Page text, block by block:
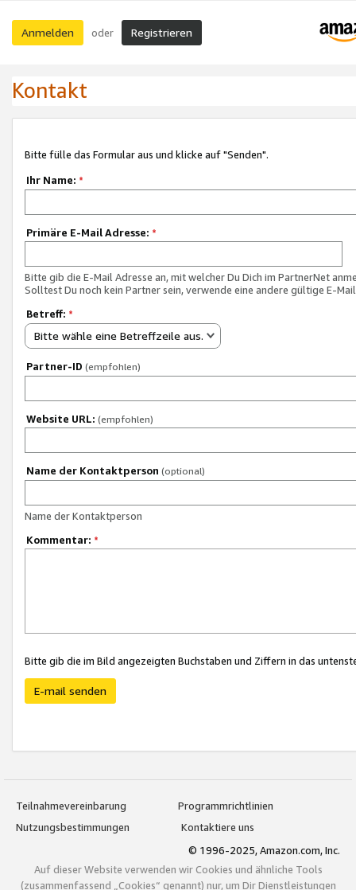
Anmelden oder Registrieren
Kontakt
Bitte fülle das Formular aus und klicke auf "Senden".
Ihr Name: *
Primäre E-Mail Adresse: *
Bitte gib die E-Mail Adresse an, mit welcher Du Dich im PartnerNet
Solltest Du noch kein Partner sein, verwende eine andere gültige E-
Betreff: *
Bitte wähle eine Betreffzeile aus.
Partner-ID (empfohlen)
Website URL: (empfohlen)
Name der Kontaktperson (optional)
Name der Kontaktperson
Kommentar: *
Bitte gib die im Bild angezeigten Buchstaben und Ziffern in das
E-mail senden
Teilnahmevereinbarung
Programmrichtlinien
Nutzungsbestimmungen
Kontaktiere uns
© 1996-2025, Amazon.com, Inc.
Auf dieser Website verwenden wir Cookies und ähnliche Tools
(zusammenfassend „Cookies“ genannt) nur, um Dir Dienstleistungen